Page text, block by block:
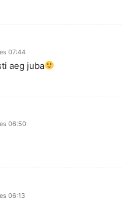
07:44
aeg juba
06:50
06:13